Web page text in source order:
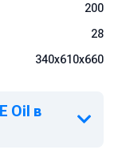
200
28
340х610х660
Oil в